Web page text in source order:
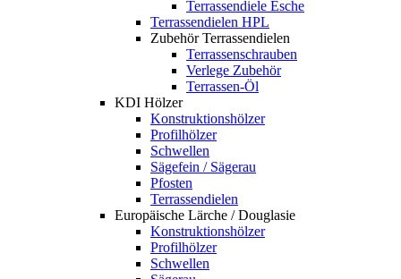
Terrassendiele Esche
Terrassendielen HPL
Zubehör Terrassendielen
Terrassenschrauben
Verlege Zubehör
Terrassen-Öl
KDI Hölzer
Konstruktionshölzer
Profilhölzer
Schwellen
Sägefein / Sägerau
Pfosten
Terrassendielen
Europäische Lärche / Douglasie
Konstruktionshölzer
Profilhölzer
Schwellen